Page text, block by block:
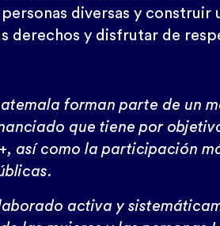
diversas y construir
derechos y disfrutar de
forman parte de un
que tiene por
así como la participación
activa y